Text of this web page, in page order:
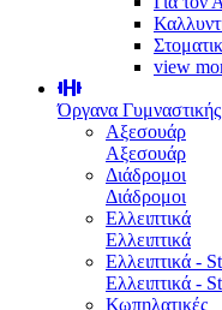
view
Όργανα Γυμναστικής
Αξεσουάρ
Αξεσουάρ
Διάδρομοι
Διάδρομοι
Ελλειπτικά
Ελλειπτικά
Ελλειπτικά -
Ελλειπτικά -
Κωπηλατικές